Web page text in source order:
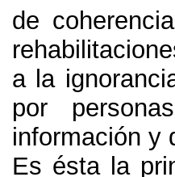
de coherencia
a la
por
información y
Es ésta la